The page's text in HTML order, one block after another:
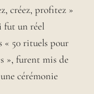
créez, profitez »
fut un réel
« 50 rituels pour
», furent mis de
cérémonie